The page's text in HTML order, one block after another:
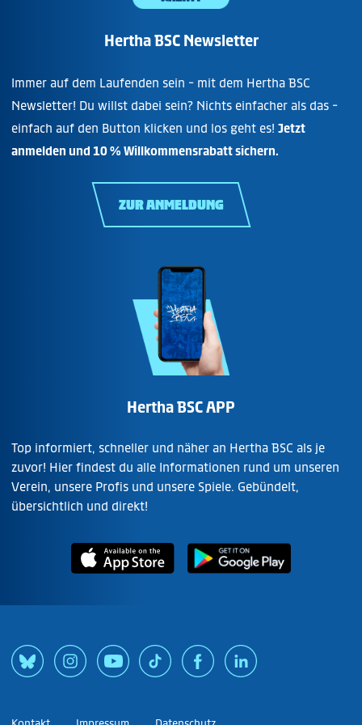
Hertha BSC Newsletter
Immer auf dem Laufenden sein - mit dem Hertha BSC
Newsletter! Du willst dabei sein? Nichts einfacher als das -
einfach auf den Button klicken und los geht es! Jetzt
anmelden und 10 % Willkommensrabatt sichern.
ZUR ANMELDUNG
Hertha BSC APP
Top informiert, schneller und näher an Hertha BSC als je
zuvor! Hier findest du alle Informationen rund um unseren
Verein, unsere Profis und unsere Spiele. Gebündelt,
übersichtlich und direkt!